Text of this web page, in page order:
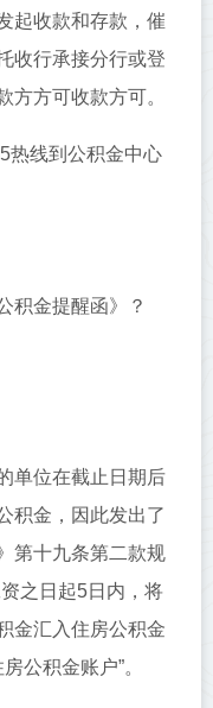
起收款和存款，催
收行承接分行或登
方方可收款方可。
热线到公积金中心
积金提醒函》？
单位在截止日期后
积金，因此发出了
第十九条第二款规
之日起5日内，将
金汇入住房公积金
公积金账户”。